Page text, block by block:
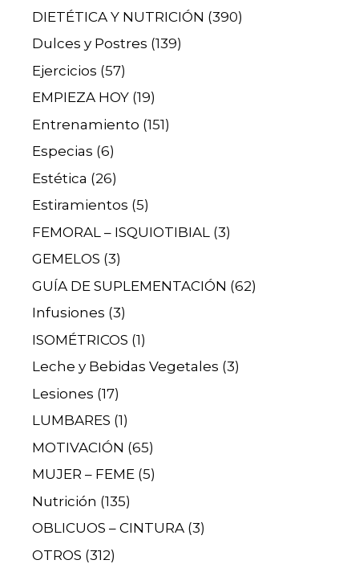
DIETÉTICA Y NUTRICIÓN (390)
Dulces y Postres (139)
Ejercicios (57)
EMPIEZA HOY (19)
Entrenamiento (151)
Especias (6)
Estética (26)
Estiramientos (5)
FEMORAL – ISQUIOTIBIAL (3)
GEMELOS (3)
GUÍA DE SUPLEMENTACIÓN (62)
Infusiones (3)
ISOMÉTRICOS (1)
Leche y Bebidas Vegetales (3)
Lesiones (17)
LUMBARES (1)
MOTIVACIÓN (65)
MUJER – FEME (5)
Nutrición (135)
OBLICUOS – CINTURA (3)
OTROS (312)